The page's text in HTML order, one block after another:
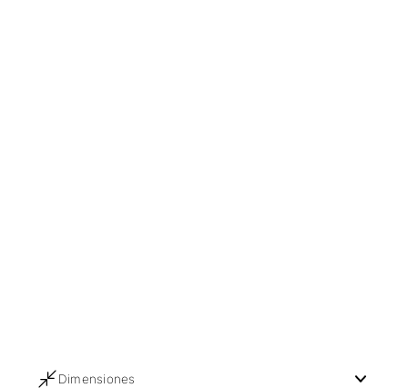
Dimensiones